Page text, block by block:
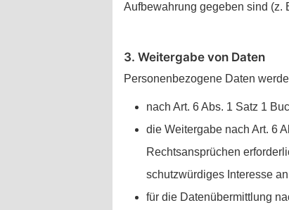
Aufbewahrung gegeben sind (z.
3. Weitergabe von Daten
Personenbezogene Daten
nach Art. 6 Abs. 1 Satz 1
die Weitergabe nach Art. 6
Rechtsansprüchen
schutzwürdiges Interesse
für die Datenübermittlung